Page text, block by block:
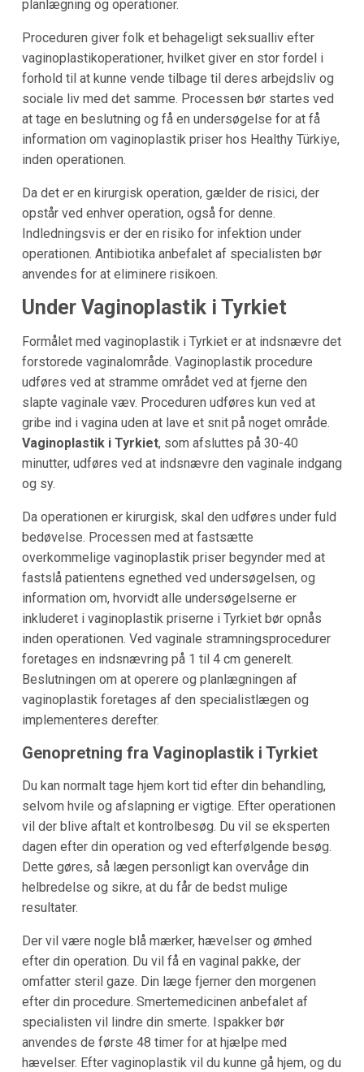
planlægning og operationer.
Proceduren giver folk et behageligt seksualliv efter
vaginoplastikoperationer, hvilket giver en stor fordel i
forhold til at kunne vende tilbage til deres arbejdsliv og
sociale liv med det samme. Processen bør startes ved
at tage en beslutning og få en undersøgelse for at få
information om vaginoplastik priser hos Healthy Türkiye,
inden operationen.
Da det er en kirurgisk operation, gælder de risici, der
opstår ved enhver operation, også for denne.
Indledningsvis er der en risiko for infektion under
operationen. Antibiotika anbefalet af specialisten bør
anvendes for at eliminere risikoen.
Under Vaginoplastik i Tyrkiet
Formålet med vaginoplastik i Tyrkiet er at indsnævre det
forstorede vaginalområde. Vaginoplastik procedure
udføres ved at stramme området ved at fjerne den
slapte vaginale væv. Proceduren udføres kun ved at
gribe ind i vagina uden at lave et snit på noget område.
Vaginoplastik i Tyrkiet, som afsluttes på 30-40
minutter, udføres ved at indsnævre den vaginale indgang
og sy.
Da operationen er kirurgisk, skal den udføres under fuld
bedøvelse. Processen med at fastsætte
overkommelige vaginoplastik priser begynder med at
fastslå patientens egnethed ved undersøgelsen, og
information om, hvorvidt alle undersøgelserne er
inkluderet i vaginoplastik priserne i Tyrkiet bør opnås
inden operationen. Ved vaginale stramningsprocedurer
foretages en indsnævring på 1 til 4 cm generelt.
Beslutningen om at operere og planlægningen af
vaginoplastik foretages af den specialistlægen og
implementeres derefter.
Genopretning fra Vaginoplastik i Tyrkiet
Du kan normalt tage hjem kort tid efter din behandling,
selvom hvile og afslapning er vigtige. Efter operationen
vil der blive aftalt et kontrolbesøg. Du vil se eksperten
dagen efter din operation og ved efterfølgende besøg.
Dette gøres, så lægen personligt kan overvåge din
helbredelse og sikre, at du får de bedst mulige
resultater.
Der vil være nogle blå mærker, hævelser og ømhed
efter din operation. Du vil få en vaginal pakke, der
omfatter steril gaze. Din læge fjerner den morgenen
efter din procedure. Smertemedicinen anbefalet af
specialisten vil lindre din smerte. Ispakker bør
anvendes de første 48 timer for at hjælpe med
hævelser. Efter vaginoplastik vil du kunne gå hjem, og du